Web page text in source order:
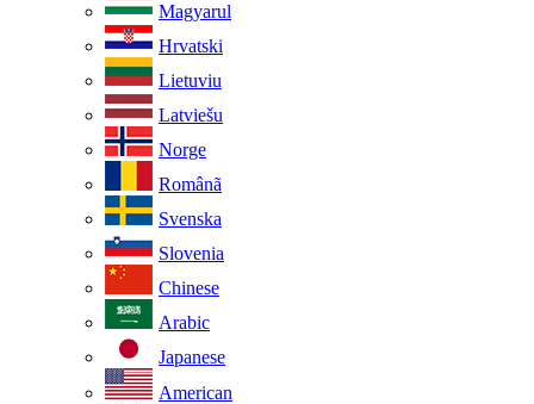
Magyarul
Hrvatski
Lietuviu
Latviešu
Norge
Românã
Svenska
Slovenia
Chinese
Arabic
Japanese
American